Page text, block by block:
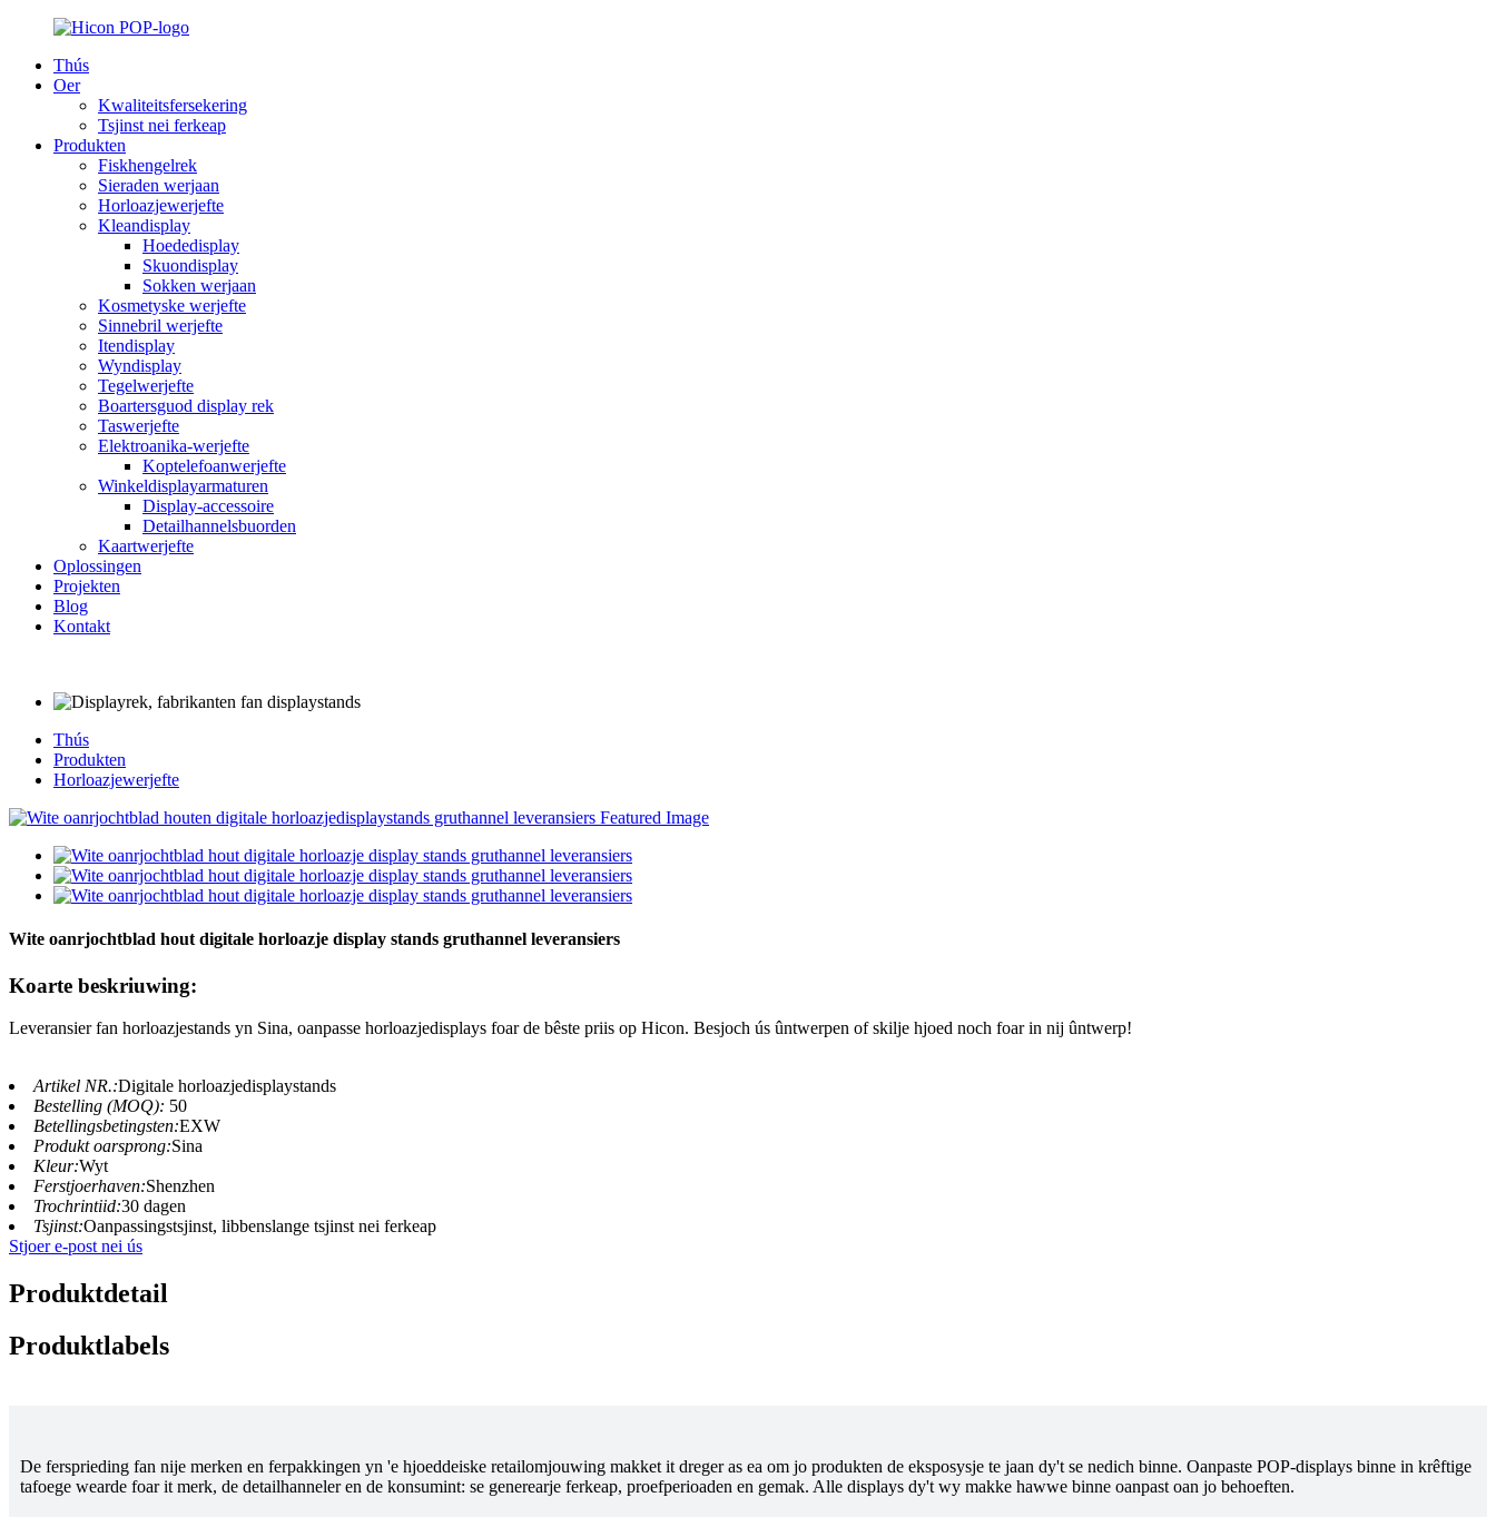
Thús
Oer
Kwaliteitsfersekering
Tsjinst nei ferkeap
Produkten
Fiskhengelrek
Sieraden werjaan
Horloazjewerjefte
Kleandisplay
Hoededisplay
Skuondisplay
Sokken werjaan
Kosmetyske werjefte
Sinnebril werjefte
Itendisplay
Wyndisplay
Tegelwerjefte
Boartersguod display rek
Taswerjefte
Elektroanika-werjefte
Koptelefoanwerjefte
Winkeldisplayarmaturen
Display-accessoire
Detailhannelsbuorden
Kaartwerjefte
Oplossingen
Projekten
Blog
Kontakt
Thús
Produkten
Horloazjewerjefte
Wite oanrjochtblad hout digitale horloazje display stands gruthannel leveransiers
Koarte beskriuwing:
Leveransier fan horloazjestands yn Sina, oanpasse horloazjedisplays foar de bêste priis op Hicon. Besjoch ús ûntwerpen of skilje hjoed noch foar in nij ûntwerp!
Artikel NR.:Digitale horloazjedisplaystands
Bestelling (MOQ): 50
Betellingsbetingsten:EXW
Produkt oarsprong:Sina
Kleur:Wyt
Ferstjoerhaven:Shenzhen
Trochrintiid:30 dagen
Tsjinst:Oanpassingstsjinst, libbenslange tsjinst nei ferkeap
Stjoer e-post nei ús
Produktdetail
Produktlabels
De fersprieding fan nije merken en ferpakkingen yn 'e hjoeddeiske retailomjouwing makket it dreger as ea om jo produkten de eksposysje te jaan dy't se nedich binne. Oanpaste POP-displays binne in krêftige
tafoege wearde foar it merk, de detailhanneler en de konsumint: se generearje ferkeap, proefperioaden en gemak. Alle displays dy't wy makke hawwe binne oanpast oan jo behoeften.